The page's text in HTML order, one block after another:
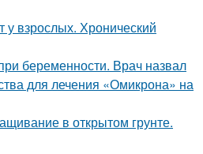
у взрослых. Хронический
беременности. Врач назвал
для лечения «Омикрона» на
в открытом грунте.